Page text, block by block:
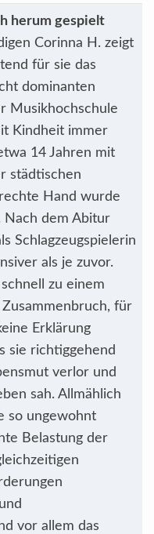
herum gespielt
Corinna H. zeigt
für sie das
dominanten
Musikhochschule
Kindheit immer
14 Jahren mit
städtischen
Hand wurde
Nach dem Abitur
Schlagzeugspielerin
als je zuvor.
zu einem
für
Erklärung
sie richtiggehend
verlor und
sah. Allmählich
so ungewohnt
Belastung der
vor allem das